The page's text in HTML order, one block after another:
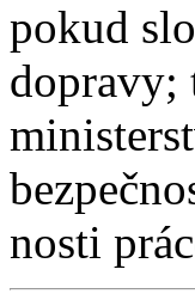
pokud
dopravy;
nosti